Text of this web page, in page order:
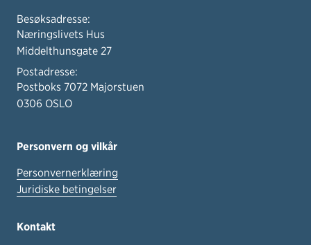
Besøksadresse:
Næringslivets Hus
Middelthunsgate 27
Postadresse:
Postboks 7072 Majorstuen
0306 OSLO
Personvern og vilkår
Personvernerklæring
Juridiske betingelser
Kontakt